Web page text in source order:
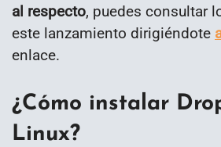
al respecto, puedes consultar
este lanzamiento dirigiéndote
enlace.
¿Cómo instalar
Linux?